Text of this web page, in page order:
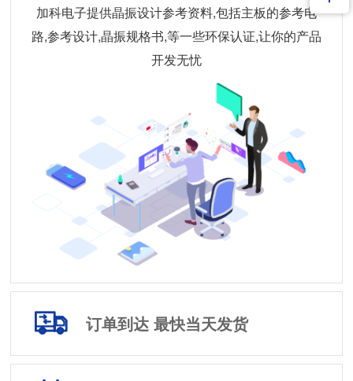
加科电子提供晶振设计参考资料,包括主板的参考电
路,参考设计,晶振规格书,等一些环保认证,让你的产品
开发无忧
订单到达 最快当天发货